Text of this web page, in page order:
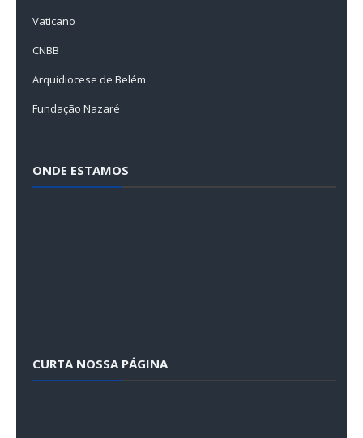
Vaticano
CNBB
Arquidiocese de Belém
Fundação Nazaré
ONDE ESTAMOS
CURTA NOSSA PÁGINA